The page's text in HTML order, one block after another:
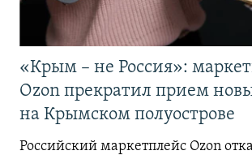
«Крым – не Россия»:
Ozon прекратил прием
на Крымском полуострове
Российский маркетплейс Ozon